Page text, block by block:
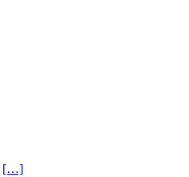
[…]